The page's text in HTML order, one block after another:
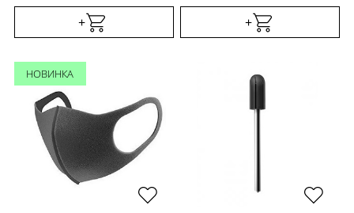
+ +
НОВИНКА